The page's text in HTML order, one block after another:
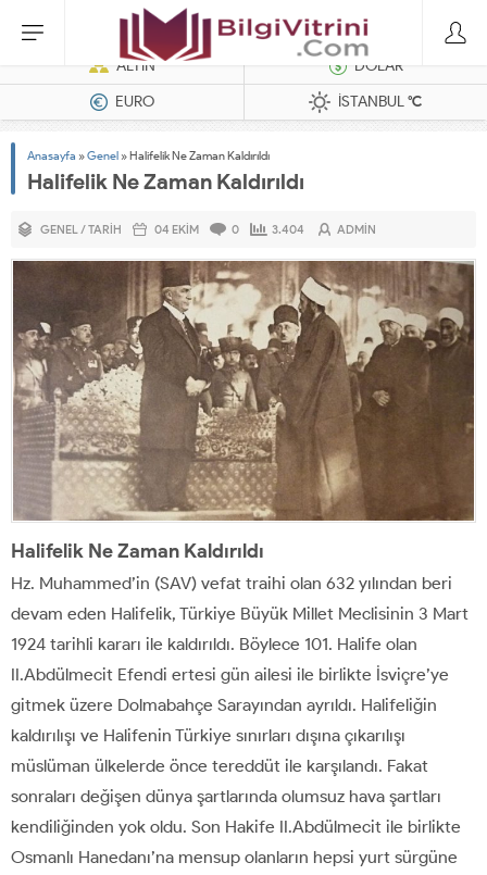
Dizel Jeneratörler
ALTIN
DOLAR
EURO
İSTANBUL°C
Anasayfa »Genel »Halifelik Ne Zaman Kaldırıldı
Halifelik Ne Zaman Kaldırıldı
GENEL/TARIH 04 EKIM 0 3.404 ADMIN
Halifelik Ne Zaman Kaldırıldı
Hz. Muhammed’in (SAV) vefat traihi olan 632 yılından beri
devam eden Halifelik, Türkiye Büyük Millet Meclisinin 3 Mart
1924 tarihli kararı ile kaldırıldı. Böylece 101. Halife olan
II.Abdülmecit Efendi ertesi gün ailesi ile birlikte İsviçre’ye
gitmek üzere Dolmabahçe Sarayından ayrıldı. Halifeliğin
kaldırılışı ve Halifenin Türkiye sınırları dışına çıkarılışı
müslüman ülkelerde önce tereddüt ile karşılandı. Fakat
sonraları değişen dünya şartlarında olumsuz hava şartları
kendiliğinden yok oldu. Son Hakife II.Abdülmecit ile birlikte
Osmanlı Hanedanı’na mensup olanların hepsi yurt sürgüne